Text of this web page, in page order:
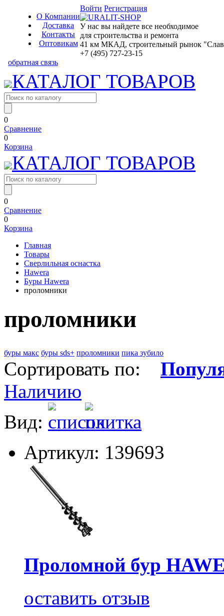
О Компании
Доставка
Контакты
Оптовикам
Войти Регистрация
У нас вы найдете все необходимое
для строительства и ремонта
41 км МКАД, строительный рынок
+7 (495) 727-23-15
обратная связь
КАТАЛОГ ТОВАРОВ
0
Сравнение
0
Корзина
КАТАЛОГ ТОВАРОВ
0
Сравнение
0
Корзина
Главная
Товары
Сверлильная оснастка
Hawera
Буры Hawera
проломники
проломники
буры макс буры sds+ проломники пика зубило
Сортировать по:
Наличию
Вид:
Артикул: 139693
Проломной бур
оставить отзыв